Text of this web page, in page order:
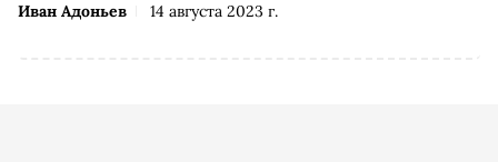
Иван Адоньев 14 августа 2023 г.